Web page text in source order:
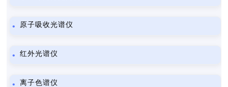
原子吸收光谱仪
红外光谱仪
离子色谱仪